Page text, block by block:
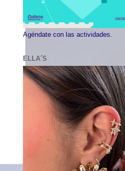
Agéndate con las actividades.
ELLA´S